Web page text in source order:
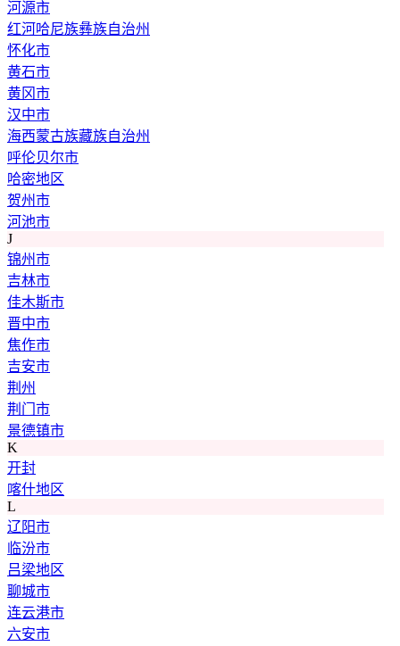
河源市
红河哈尼族彝族自治州
怀化市
黄石市
黄冈市
汉中市
海西蒙古族藏族自治州
呼伦贝尔市
哈密地区
贺州市
河池市
J
锦州市
吉林市
佳木斯市
晋中市
焦作市
吉安市
荆州
荆门市
景德镇市
K
开封
喀什地区
L
辽阳市
临汾市
吕梁地区
聊城市
连云港市
六安市